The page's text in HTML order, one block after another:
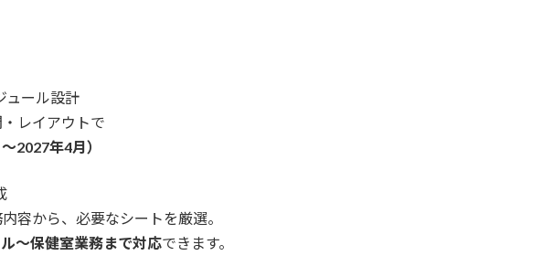
ュール設計
レイアウトで
2027年4月）
容から、必要なシートを厳選。
～保健室業務まで対応できます。